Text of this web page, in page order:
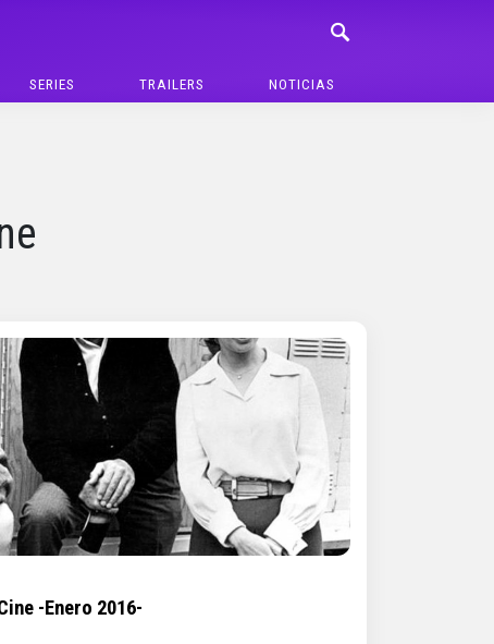
SERIES TRAILERS NOTICIAS
-Enero 2016-